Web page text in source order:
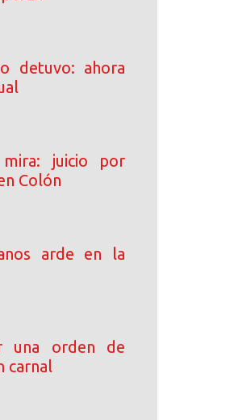
detuvo: ahora
juicio por
Colón
arde en la
una orden de
carnal